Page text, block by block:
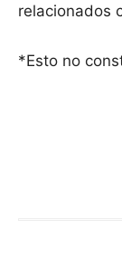
relacionados
*Esto no